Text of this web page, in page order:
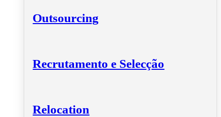
Outsourcing
Recrutamento e Selecção
Relocation